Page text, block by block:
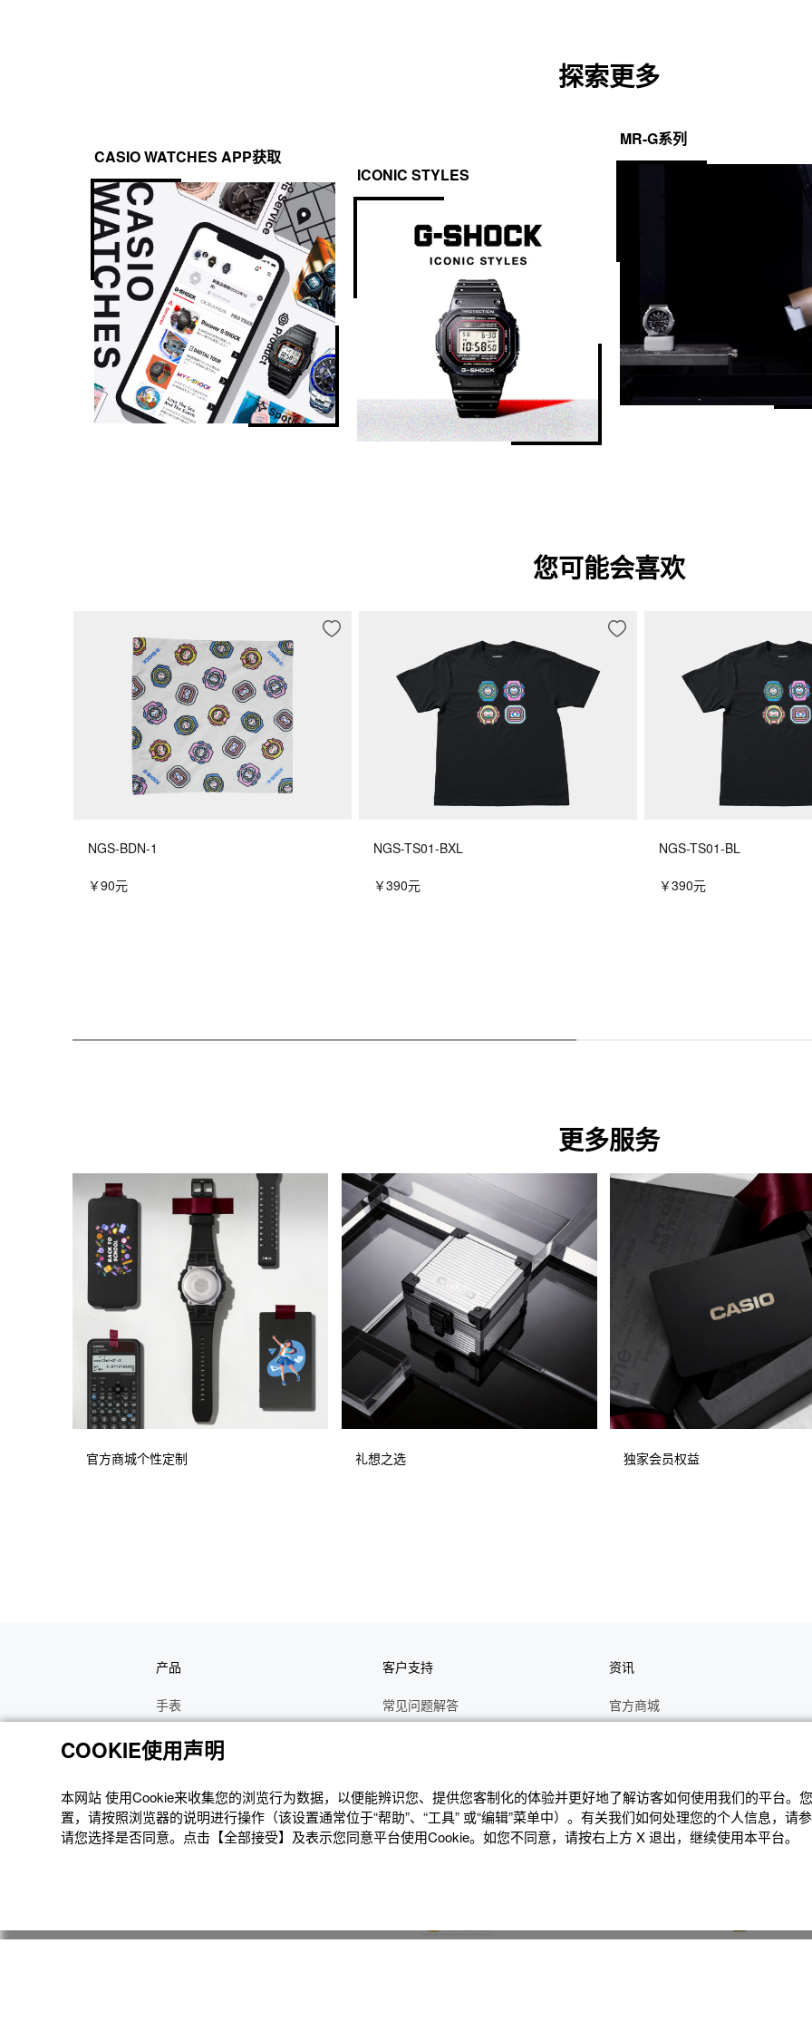
探索更多
CASIO WATCHES APP获取
ICONIC STYLES
MR-G系列
您可能会喜欢
NGS-BDN-1
￥90元
NGS-TS01-BXL
￥390元
NGS-TS01-BL
￥390元
更多服务
官方商城个性定制 礼想之选 独家会员权益
产品
手表
函数计算器
办公计算器
电子辞典
客户支持
常见问题解答
维修
修理状态查询
资讯
官方商城
最新资讯
公告
COOKIE使用声明
本网站 使⽤Cookie来收集您的浏览⾏为数据，以便能辨识您、提供您客制化的体验并更好地了解访客如何使⽤我们的平台。
置，请按照浏览器的说明进⾏操作（该设置通常位于“帮助”、“⼯具” 或“编辑”菜单中）。有关我们如何处理您的个⼈信息，请
请您选择是否同意。点击【全部接受】及表示您同意平台使用Cookie。如您不同意，请按右上⽅ X 退出，继续使⽤本平台。